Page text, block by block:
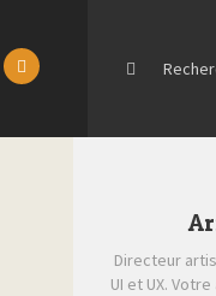
Directeur
UI et UX.